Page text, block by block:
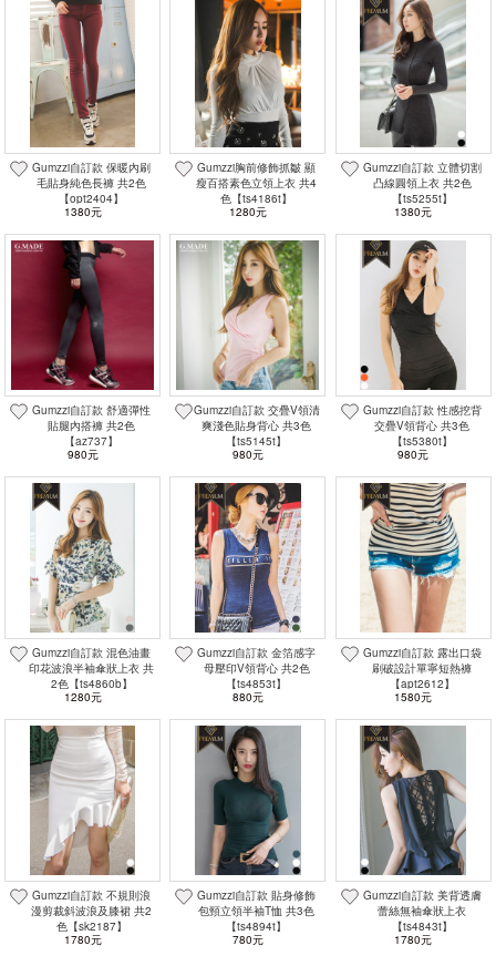
Gumzzi自訂款 保暖內刷
毛貼身純色長褲 共2色
【opt2404】
1380元
Gumzzi胸前修飾抓皺 顯
瘦百搭素色立領上衣 共4
色【ts4186t】
1280元
Gumzzi自訂款 立體切割
凸線圓領上衣 共2色
【ts5255t】
1380元
Gumzzi自訂款 舒適彈性
貼腿內搭褲 共2色
【az737】
980元
Gumzzi自訂款 交疊V領清
爽淺色貼身背心 共3色
【ts5145t】
980元
Gumzzi自訂款 性感挖背
交疊V領背心 共3色
【ts5380t】
980元
Gumzzi自訂款 混色油畫
印花波浪半袖傘狀上衣 共
2色【ts4860b】
1280元
Gumzzi自訂款 金箔感字
母壓印V領背心 共2色
【ts4853t】
880元
Gumzzi自訂款 露出口袋
刷破設計單寧短熱褲
【apt2612】
1580元
Gumzzi自訂款 不規則浪
漫剪裁斜波浪及膝裙 共2
色【sk2187】
1780元
Gumzzi自訂款 貼身修飾
包頸立領半袖T恤 共3色
【ts4894t】
780元
Gumzzi自訂款 美背透膚
蕾絲無袖傘狀上衣
【ts4843t】
1780元